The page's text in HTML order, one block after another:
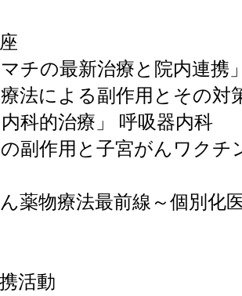
マチの最新治療と院内連
療法による副作用とその対
内科的治療」 呼吸器内科
の副作用と子宮がんワクチ
ん薬物療法最前線～個別化
活動